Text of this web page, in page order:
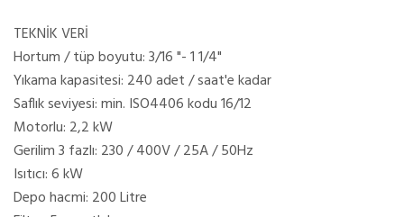
TEKNİK VERİ
Hortum / tüp boyutu: 3/16 "- 1 1/4"
Yıkama kapasitesi: 240 adet / saat'e kadar
Saflık seviyesi: min. ISO4406 kodu 16/12
Motorlu: 2,2 kW
Gerilim 3 fazlı: 230 / 400V / 25A / 50Hz
Isıtıcı: 6 kW
Depo hacmi: 200 Litre